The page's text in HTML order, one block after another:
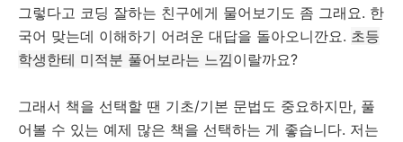
그렇다고 코딩 잘하는 친구에게 물어보기도 좀 그래요. 한
국어 맞는데 이해하기 어려운 대답을 돌아오니깐요. 초등
학생한테 미적분 풀어보라는 느낌이랄까요?
그래서 책을 선택할 땐 기초/기본 문법도 중요하지만, 풀
어볼 수 있는 예제 많은 책을 선택하는 게 좋습니다. 저는